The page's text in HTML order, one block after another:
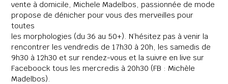
vente à domicile, Michele Madelbos, passionnée de mode
propose de dénicher pour vous des merveilles pour
toutes
les morphologies (du 36 au 50+). N’hésitez pas à venir la
rencontrer les vendredis de 17h30 à 20h, les samedis de
9h30 à 12h30 et sur rendez-vous et la suivre en live sur
Faceboock tous les mercredis à 20h30 (FB : Michèle
Madelbos).